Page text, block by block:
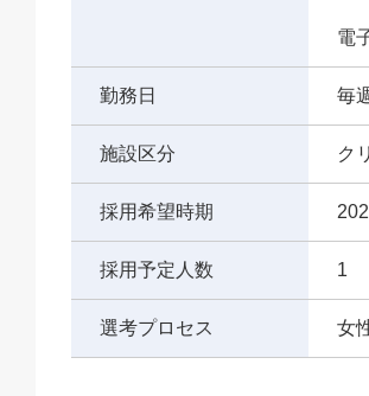
電
勤務日 毎
施設区分 ク
採用希望時期
採用予定人数 1
選考プロセス 女